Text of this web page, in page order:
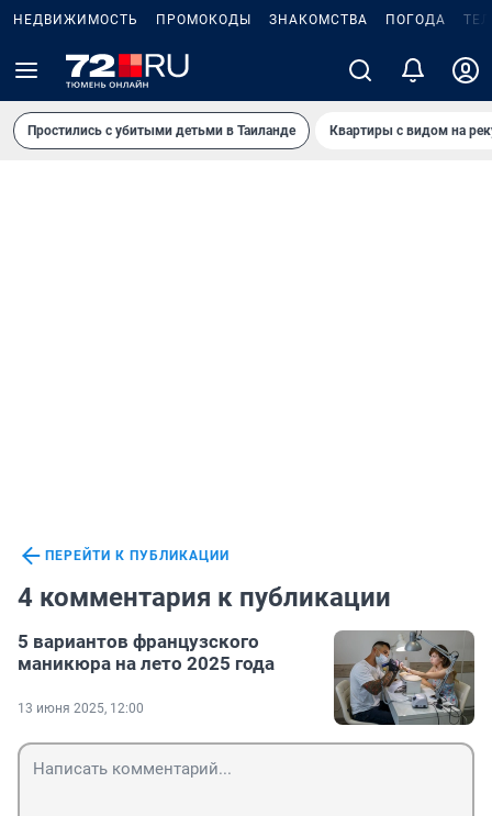
НЕДВИЖИМОСТЬ ПРОМОКОДЫ ЗНАКОМСТВА ПОГОДА
Простились с убитыми детьми в Таиланде Квартиры с видом на
ПЕРЕЙТИ К ПУБЛИКАЦИИ
4 комментария к публикации
5 вариантов французского
маникюра на лето 2025 года
13 июня 2025, 12:00